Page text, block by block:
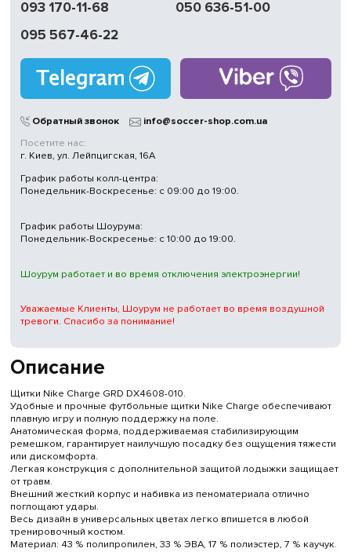
Описание
Щитки Nike Charge GRD DX4608-010.
Удобные и прочные футбольные щитки Nike Charge обеспечивают
плавную игру и полную поддержку на поле.
Анатомическая форма, поддерживаемая стабилизирующим
ремешком, гарантирует наилучшую посадку без ощущения тяжести
или дискомфорта.
Легкая конструкция с дополнительной защитой лодыжки защищает
от травм.
Внешний жесткий корпус и набивка из пеноматериала отлично
поглощают удары.
Весь дизайн в универсальных цветах легко впишется в любой
тренировочный костюм.
Материал: 43 % полипропилен, 33 % ЭВА, 17 % полиэстер, 7 % каучук.
093 170-11-68
050 636-51-00
095 567-46-22
Обратный звонок
info@soccer-shop.com.ua
Посетите нас:
г. Киев, ул. Лейпцигская, 16А
График работы колл-центра:
Понедельник-Воскресенье: с 09:00 до 19:00.
График работы Шоурума:
Понедельник-Воскресенье: с 10:00 до 19:00.
Шоурум работает и во время отключения электроэнергии!
Уважаемые Клиенты, Шоурум не работает во время воздушной
тревоги. Спасибо за понимание!